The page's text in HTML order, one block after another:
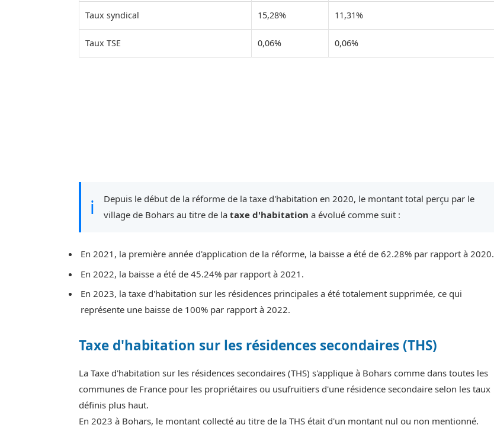
Taux syndical 15,28% 11,31%
Taux TSE 0,06% 0,06%
ℹ
Depuis le début de la réforme de la taxe d'habitation en 2020, le montant total perçu par le
village de Bohars au titre de la taxe d'habitation a évolué comme suit :
En 2021, la première année d'application de la réforme, la baisse a été de 62.28% par rapport à 2020.
En 2022, la baisse a été de 45.24% par rapport à 2021.
En 2023, la taxe d'habitation sur les résidences principales a été totalement supprimée, ce qui
représente une baisse de 100% par rapport à 2022.
Taxe d'habitation sur les résidences secondaires (THS)
La Taxe d'habitation sur les résidences secondaires (THS) s'applique à Bohars comme dans toutes les
communes de France pour les propriétaires ou usufruitiers d'une résidence secondaire selon les taux
définis plus haut.
En 2023 à Bohars, le montant collecté au titre de la THS était d'un montant nul ou non mentionné.